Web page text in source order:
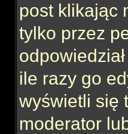
post klikając
tylko przez
ile razy go
wyświetli się
moderator